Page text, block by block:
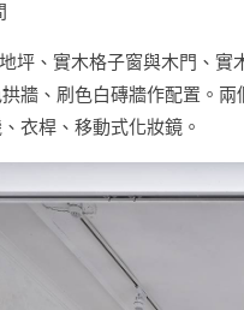
坪、實木格子窗與木門、實
牆、刷色白磚牆作配置。兩
衣桿、移動式化妝鏡。